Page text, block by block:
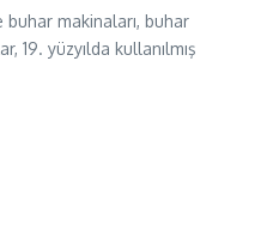
buhar makinaları, buhar
yüzyılda kullanılmış